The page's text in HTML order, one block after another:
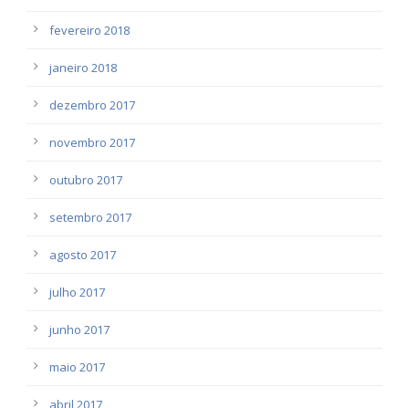
fevereiro 2018
janeiro 2018
dezembro 2017
novembro 2017
outubro 2017
setembro 2017
agosto 2017
julho 2017
junho 2017
maio 2017
abril 2017